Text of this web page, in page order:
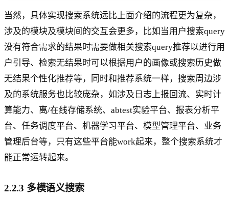
当然，具体实现搜索系统远比上面介绍的流程更为复杂，
涉及的模块及模块间的交互会更多，比如当用户搜索query
没有符合需求的结果时需要做相关搜索query推荐以进行用
户引导、检索无结果时可以根据用户的画像或搜索历史做
无结果个性化推荐等，同时和推荐系统一样，搜索周边涉
及的系统服务也比较庞杂，如涉及日志上报回流、实时计
算能力、离/在线存储系统、abtest实验平台、报表分析平
台、任务调度平台、机器学习平台、模型管理平台、业务
管理后台等，只有这些平台能work起来，整个搜索系统才
能正常运转起来。
2.2.3 多模语义搜索